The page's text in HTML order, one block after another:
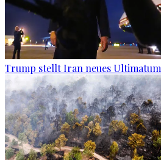
Trump stellt Iran neues Ultimatum